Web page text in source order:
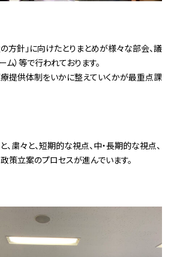
方針」に向けたとりまとめが様々な部会、議
ム）等で行われております。
療提供体制をいかに整えていくかが最重点課
、粛々と、短期的な視点、中・長期的な視点、
策立案のプロセスが進んでいます。